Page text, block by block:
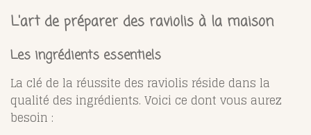
L'art de préparer des raviolis à la maison
Les ingrédients essentiels
La clé de la réussite des raviolis réside dans la
qualité des ingrédients. Voici ce dont vous aurez
besoin :